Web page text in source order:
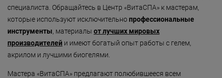
специалиста. Обращайтесь в Центр «ВитаСПА» к мастерам,
которые используют исключительно профессиональные
инструменты, материалы от лучших мировых
производителей и имеют богатый опыт работы с гелем,
акрилом и лучшими биогелями.
Мастера «ВитаСПА» предлагают полюбившееся всем
«Гармония»
«Only for Men»
«Mirific»